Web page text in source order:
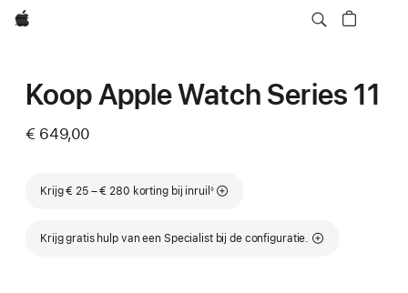
Apple
Koop Apple Watch Series 11
€ 649,00
Krijg € 25 – € 280 korting bij inruil
Voetnoot
◊
Krijg gratis hulp van een Specialist bij de configuratie.